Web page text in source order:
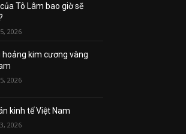
Tô Lâm bao giờ sẽ
2026
hoảng kim cương vàng
2026
kinh tế Việt Nam
2026